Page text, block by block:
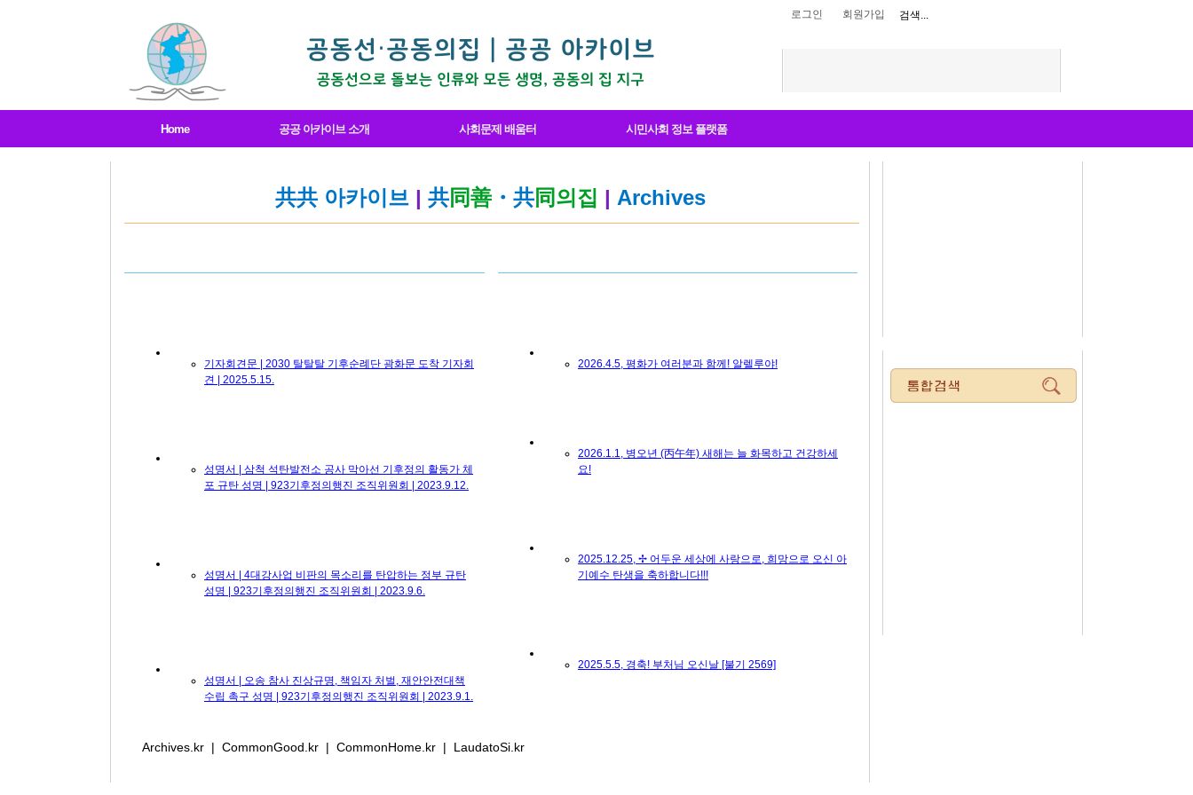
로그인 회원가입
Home 공공 아카이브 소개 사회문제 배움터 시민사회 정보 플랫폼
共共 아카이브 | 共同善 ・共同의집 | Archives
기자회견문 | 2030 탈탈탈 기후순례단 광화문 도착 기자회
견 | 2025.5.15.
성명서 | 삼척 석탄발전소 공사 막아선 기후정의 활동가 체
포 규탄 성명 | 923기후정의행진 조직위원회 | 2023.9.12.
성명서 | 4대강사업 비판의 목소리를 탄압하는 정부 규탄
성명 | 923기후정의행진 조직위원회 | 2023.9.6.
성명서 | 오송 참사 진상규명, 책임자 처벌, 재안안전대책
수립 촉구 성명 | 923기후정의행진 조직위원회 | 2023.9.1.
2026.4.5, 평화가 여러분과 함께! 알렐루야!
2026.1.1, 병오년 (丙午年) 새해는 늘 화목하고 건강하세
요!
2025.12.25, ✢ 어두운 세상에 사랑으로, 희망으로 오신 아
기예수 탄생을 축하합니다!!!
2025.5.5, 경축! 부처님 오신날 [불기 2569]
Archives.kr | CommonGood.kr | CommonHome.kr | LaudatoSi.kr